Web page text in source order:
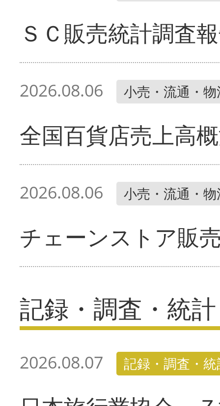
ＳＣ販売統計調査
2026.08.06 小売・流通・
全国百貨店売上高
2026.08.06 小売・流通・
チェーンストア販
記録・調査・統計
2026.08.07 記録・調査・